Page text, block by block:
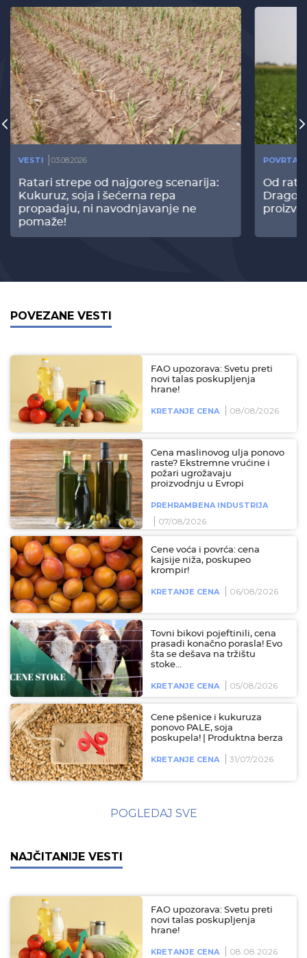
VESTI 03.08.2026
Ratari strepe od najgoreg scenarija:
Kukuruz, soja i šećerna repa
propadaju, ni navodnjavanje ne
pomaže!
Od
POVEZANE VESTI
FAO upozorava: Svetu preti
novi talas poskupljenja
hrane!
KRETANJE CENA 08/08/2026
Cena maslinovog ulja ponovo
raste? Ekstremne vrućine i
požari ugrožavaju
proizvodnju u Evropi
PREHRAMBENA INDUSTRIJA
07/08/2026
Cene voća i povrća: cena
kajsije niža, poskupeo
krompir!
KRETANJE CENA 06/08/2026
Tovni bikovi pojeftinili, cena
prasadi konačno porasla! Evo
šta se dešava na tržištu
stoke...
KRETANJE CENA 05/08/2026
Cene pšenice i kukuruza
ponovo PALE, soja
poskupela! | Produktna berza
KRETANJE CENA 31/07/2026
POGLEDAJ SVE
NAJČITANIJE VESTI
FAO upozorava: Svetu preti
novi talas poskupljenja
hrane!
KRETANJE CENA 08.08.2026